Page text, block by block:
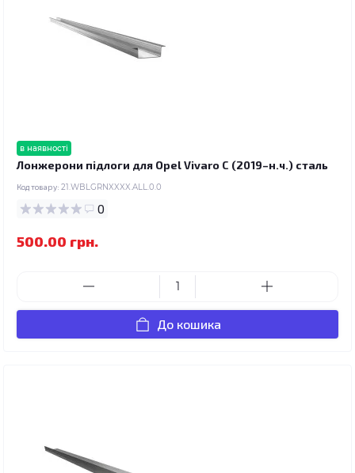
в наявності
Лонжерони підлоги для Opel Vivaro C (2019–н.ч.) сталь
Код товару: 21.WBLGRNXXXX.ALL.0.0
0
500.00 грн.
До кошика